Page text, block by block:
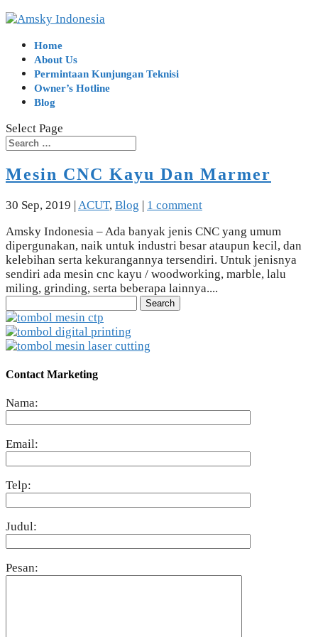
Home
About Us
Permintaan Kunjungan Teknisi
Owner’s Hotline
Blog
Select Page
Mesin CNC Kayu Dan Marmer
30 Sep, 2019 |ACUT, Blog | 1 comment
Amsky Indonesia – Ada banyak jenis CNC yang umum
dipergunakan, naik untuk industri besar ataupun kecil, dan
kelebihan serta kekurangannya tersendiri. Untuk jenisnya
sendiri ada mesin cnc kayu / woodworking, marble, lalu
miling, grinding, serta beberapa lainnya....
for:
Contact Marketing
Nama:
Email:
Telp:
Judul:
Pesan: